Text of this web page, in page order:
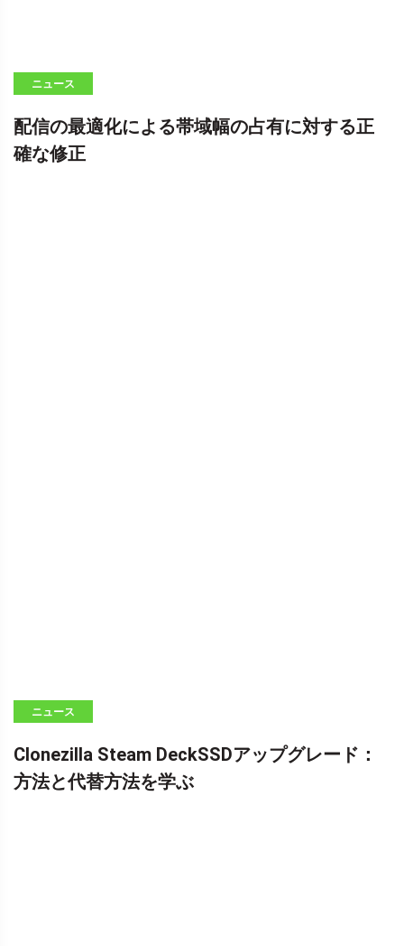
ニュース
配信の最適化による帯域幅の占有に対する正
確な修正
ニュース
Clonezilla Steam DeckSSDアップグレード：
方法と代替方法を学ぶ